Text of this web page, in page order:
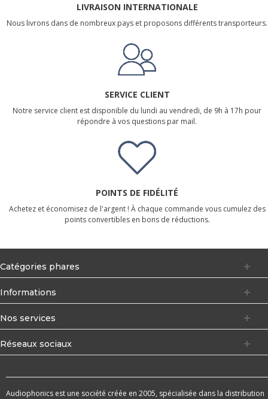
LIVRAISON INTERNATIONALE
Nous livrons dans de nombreux pays et proposons différents transporteurs.
SERVICE CLIENT
Notre service client est disponible du lundi au vendredi, de 9h à 17h pour
répondre à vos questions par mail.
POINTS DE FIDÉLITÉ
Achetez et économisez de l'argent ! À chaque commande vous cumulez des
points convertibles en bons de réductions.
Catégories phares
Informations
Nos services
Réseaux sociaux
Audiophonics est une société créée en 2005, spécialisée dans la distribution